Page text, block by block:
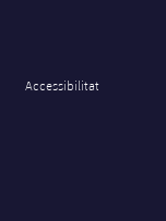
Accessibilitat